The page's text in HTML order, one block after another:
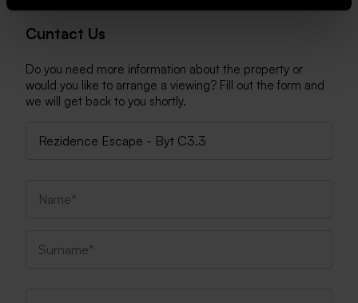
Cuntact Us
Do you need more information about the property or
would you like to arrange a viewing? Fill out the form and
we will get back to you shortly.